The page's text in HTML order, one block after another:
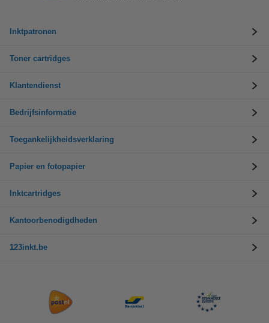
Inktpatronen
Toner cartridges
Klantendienst
Bedrijfsinformatie
Toegankelijkheidsverklaring
Papier en fotopapier
Inktcartridges
Kantoorbenodigdheden
123inkt.be